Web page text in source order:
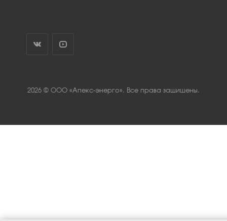
2026 © ООО «Апекс-энерго». Все права защищены.